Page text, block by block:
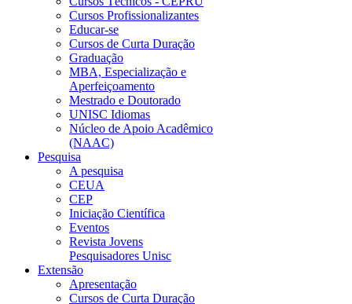
Cursos Profissionalizantes
Educar-se
Cursos de Curta Duração
Graduação
MBA, Especialização e
Aperfeiçoamento
Mestrado e Doutorado
UNISC Idiomas
Núcleo de Apoio Acadêmico
(NAAC)
Pesquisa
A pesquisa
CEUA
CEP
Iniciação Científica
Eventos
Revista Jovens
Pesquisadores Unisc
Extensão
Apresentação
Cursos de Curta Duração